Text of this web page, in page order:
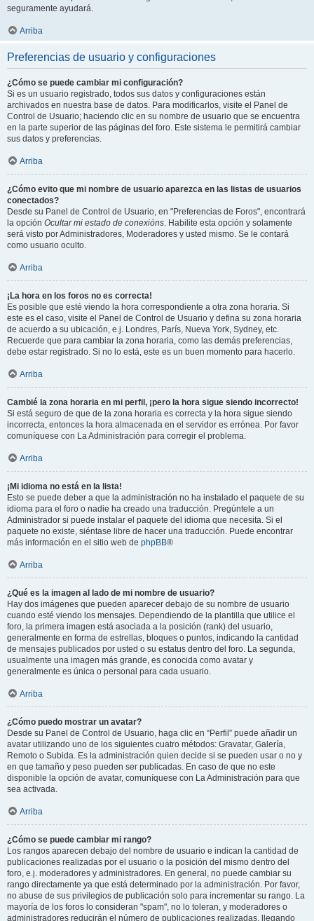
seguramente ayudará.
Arriba
Preferencias de usuario y configuraciones
¿Cómo se puede cambiar mi configuración?
Si es un usuario registrado, todos sus datos y configuraciones están
archivados en nuestra base de datos. Para modificarlos, visite el Panel de
Control de Usuario; haciendo clic en su nombre de usuario que se encuentra
en la parte superior de las páginas del foro. Este sistema le permitirá cambiar
sus datos y preferencias.
Arriba
¿Cómo evito que mi nombre de usuario aparezca en las listas de usuarios
conectados?
Desde su Panel de Control de Usuario, en "Preferencias de Foros", encontrará
la opción Ocultar mi estado de conexións. Habilite esta opción y solamente
será visto por Administradores, Moderadores y usted mismo. Se le contará
como usuario oculto.
Arriba
¡La hora en los foros no es correcta!
Es posible que esté viendo la hora correspondiente a otra zona horaria. Si
este es el caso, visite el Panel de Control de Usuario y defina su zona horaria
de acuerdo a su ubicación, e.j. Londres, París, Nueva York, Sydney, etc.
Recuerde que para cambiar la zona horaria, como las demás preferencias,
debe estar registrado. Si no lo está, este es un buen momento para hacerlo.
Arriba
Cambié la zona horaria en mi perfil, ¡pero la hora sigue siendo incorrecto!
Si está seguro de que de la zona horaria es correcta y la hora sigue siendo
incorrecta, entonces la hora almacenada en el servidor es errónea. Por favor
comuníquese con La Administración para corregir el problema.
Arriba
¡Mi idioma no está en la lista!
Esto se puede deber a que la administración no ha instalado el paquete de su
idioma para el foro o nadie ha creado una traducción. Pregúntele a un
Administrador si puede instalar el paquete del idioma que necesita. Si el
paquete no existe, siéntase libre de hacer una traducción. Puede encontrar
más información en el sitio web de phpBB®
Arriba
¿Qué es la imagen al lado de mi nombre de usuario?
Hay dos imágenes que pueden aparecer debajo de su nombre de usuario
cuando esté viendo los mensajes. Dependiendo de la plantilla que utilice el
foro, la primera imagen está asociada a la posición (rank) del usuario,
generalmente en forma de estrellas, bloques o puntos, indicando la cantidad
de mensajes publicados por usted o su estatus dentro del foro. La segunda,
usualmente una imagen más grande, es conocida como avatar y
generalmente es única o personal para cada usuario.
Arriba
¿Cómo puedo mostrar un avatar?
Desde su Panel de Control de Usuario, haga clic en “Perfil” puede añadir un
avatar utilizando uno de los siguientes cuatro métodos: Gravatar, Galería,
Remoto o Subida. Es la administración quien decide si se pueden usar o no y
en que tamaño y peso pueden ser publicadas. En caso de que no este
disponible la opción de avatar, comuníquese con La Administración para que
sea activada.
Arriba
¿Cómo se puede cambiar mi rango?
Los rangos aparecen debajo del nombre de usuario e indican la cantidad de
publicaciones realizadas por el usuario o la posición del mismo dentro del
foro, e.j. moderadores y administradores. En general, no puede cambiar su
rango directamente ya que está determinado por la administración. Por favor,
no abuse de sus privilegios de publicación solo para incrementar su rango. La
mayoría de los foros lo consideran "spam", no lo toleran, y moderadores o
administradores reducirán el número de publicaciones realizadas, llegando